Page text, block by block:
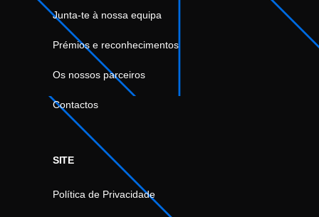
Junta-te à nossa equipa
Prémios e reconhecimentos
Os nossos parceiros
Contactos
SITE
Política de Privacidade